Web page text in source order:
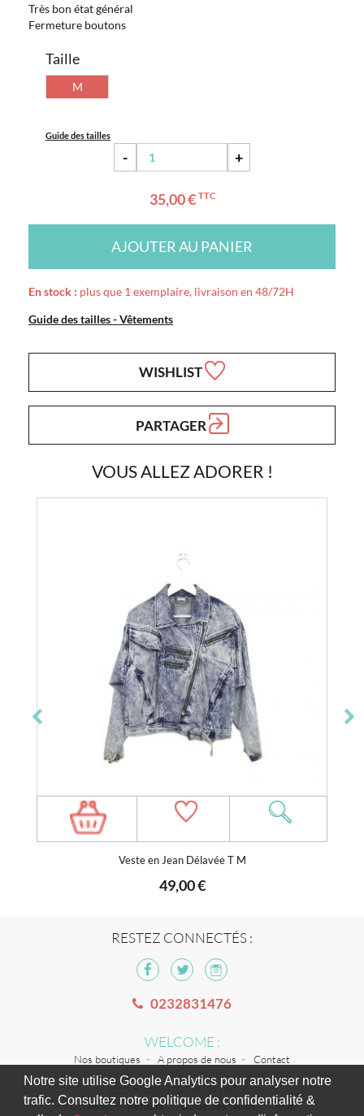
Notre site utilise Google Analytics pour analyser notre
trafic. Consultez notre politique de confidentialité &
Très bon état général
Fermeture boutons
Taille
M
Guide des tailles
- +
35,00 € TTC
AJOUTER AU PANIER
En stock : plus que 1 exemplaire, livraison en 48/72H
Guide des tailles - Vêtements
WISHLIST
PARTAGER
VOUS ALLEZ ADORER !
Veste en Jean Délavée T M
49,00 €
RESTEZ CONNECTÉS :
0232831476
WELCOME :
Nos boutiques A propos de nous Contact
LES + DE TILT VINTAGE :
Livraison Retours Guide des tailles Jobs